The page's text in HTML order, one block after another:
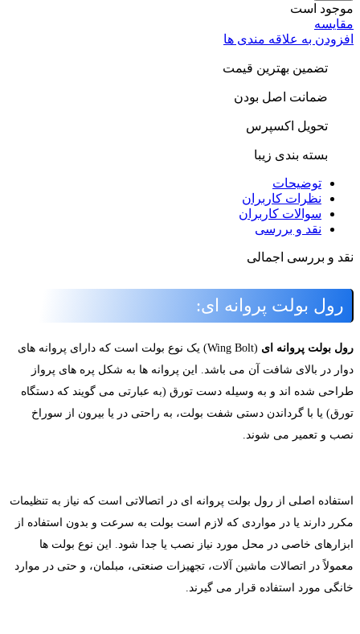
است
به علاقه مندی ها
تضمین بهترین قیمت
ضمانت اصل بودن
تحویل اکسپرس
بسته بندی زیبا
توضیحات
نظرات کاربران
سوالات کاربران
نقد و بررسی
و بررسی اجمالی
رول بولت پروانه ای:
بولت پروانه ای
(Wing Bolt) یک نوع بولت است که دارای پروانه های
در بالای شافت آن می باشد. این پروانه ها به شکل پره های پرواز
شده اند و به وسیله دست تورق (به عبارتی می گویند که دستگاه
یا با گرداندن دستی شفت بولت، به راحتی در یا بیرون از سوراخ
و تعمیر می شوند.
اصلی از رول بولت پروانه ای در اتصالاتی است که نیاز به تنظیمات
دارند یا در مواردی که لازم است بولت به سرعت و بدون استفاده از
خاصی در محل مورد نیاز نصب یا جدا شود. این نوع بولت ها
در اتصالات ماشین آلات، تجهیزات صنعتی، مبلمان، و حتی در موارد
مورد استفاده قرار می گیرند.